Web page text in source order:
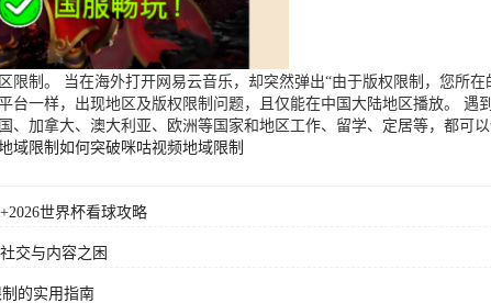
制。 当在海外打开网易云音乐，却突然弹出“由于版权限制，您所
一样，出现地区及版权限制问题，且仅能在中国大陆地区播放。
加拿大、澳大利亚、欧洲等国家和地区工作、留学、定居等，都可
域限制 如何突破咪咕视频地域限制
世界杯看球攻略
交与内容之困
的实用指南